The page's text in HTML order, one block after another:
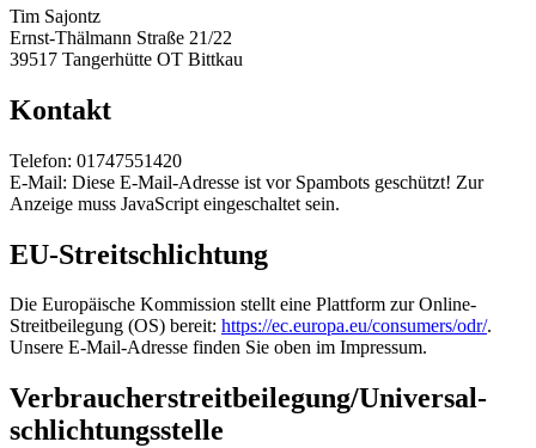
Tim Sajontz
Ernst-Thälmann Straße 21/22
39517 Tangerhütte OT Bittkau
Kontakt
Telefon: 01747551420
E-Mail: Diese E-Mail-Adresse ist vor Spambots geschützt! Zur
Anzeige muss JavaScript eingeschaltet sein.
EU-Streitschlichtung
Die Europäische Kommission stellt eine Plattform zur Online-
Streitbeilegung (OS) bereit: https://ec.europa.eu/consumers/odr/.
Unsere E-Mail-Adresse finden Sie oben im Impressum.
Verbraucher­streit­beilegung/Universal­
schlichtungs­stelle